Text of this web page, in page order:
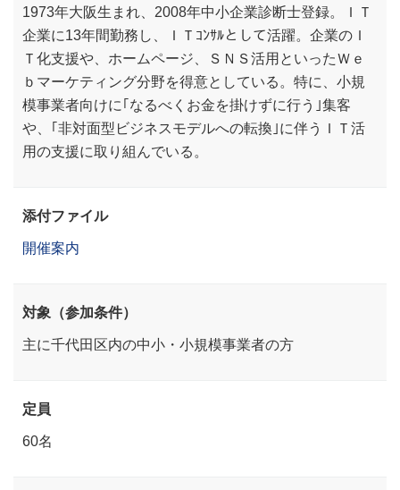
1973年大阪生まれ、2008年中小企業診断士登録。ＩＴ
企業に13年間勤務し、ＩＴｺﾝｻﾙとして活躍。企業のＩ
Ｔ化支援や、ホームページ、ＳＮＳ活用といったＷｅ
ｂマーケティング分野を得意としている。特に、小規
模事業者向けに｢なるべくお金を掛けずに行う｣集客
や、｢非対面型ビジネスモデルへの転換｣に伴うＩＴ活
用の支援に取り組んでいる。
添付ファイル
開催案内
対象（参加条件）
主に千代田区内の中小・小規模事業者の方
定員
60名